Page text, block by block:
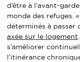
d’être à l’avant-
monde des refuges.
déterminés à passer
axée sur le logement
s’améliorer
l’itinérance